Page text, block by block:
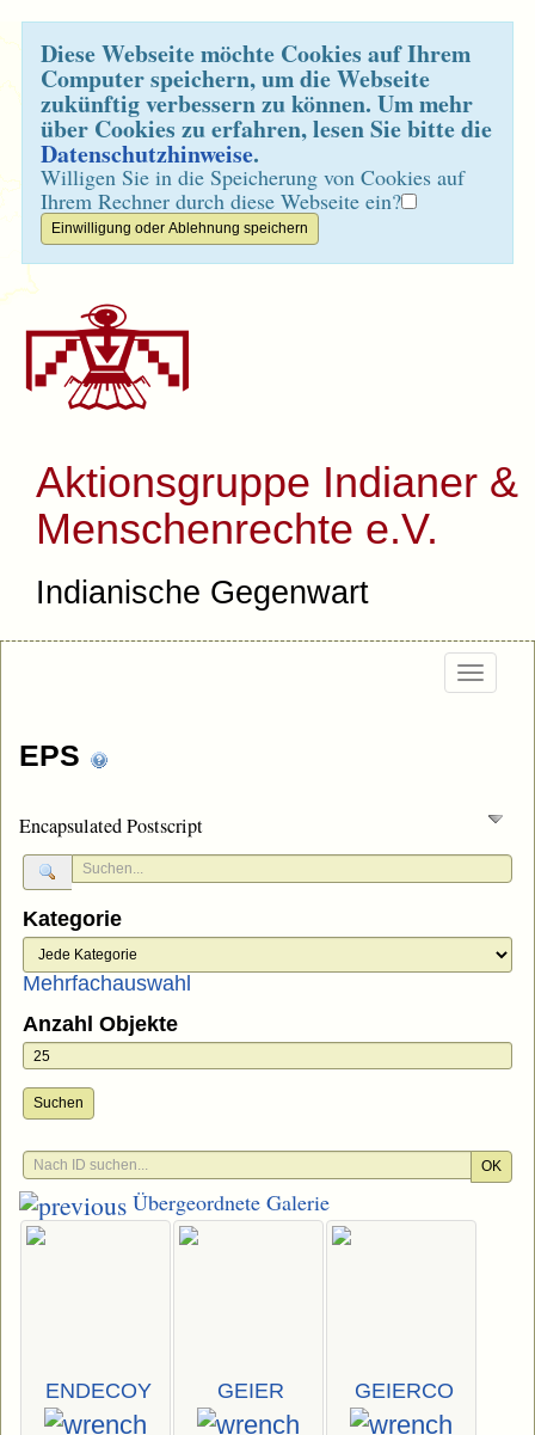
Diese Webseite möchte Cookies auf Ihrem
Computer speichern, um die Webseite
zukünftig verbessern zu können. Um mehr
über Cookies zu erfahren, lesen Sie bitte die
Datenschutzhinweise.
Willigen Sie in die Speicherung von Cookies auf
Ihrem Rechner durch diese Webseite ein?
Aktionsgruppe Indianer &
Menschenrechte e.V.
Indianische Gegenwart
EPS
Encapsulated Postscript
Kategorie
Mehrfachauswahl
Anzahl Objekte
Suchen
OK
Übergeordnete Galerie
ENDECOY GEIER GEIERCO